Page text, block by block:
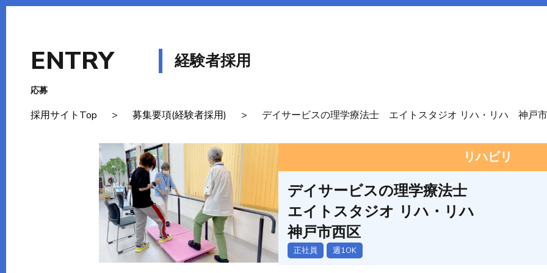
ENTRY
応募
採用サイトTop > 募集要項(経験者採用) > デイサービスの理学療法士 エイトスタジオ リハ・リハ 神戸
リハビリ
デイサービスの理学療法士
エイトスタジオ リハ・リハ
神戸市西区
正社員 週1OK